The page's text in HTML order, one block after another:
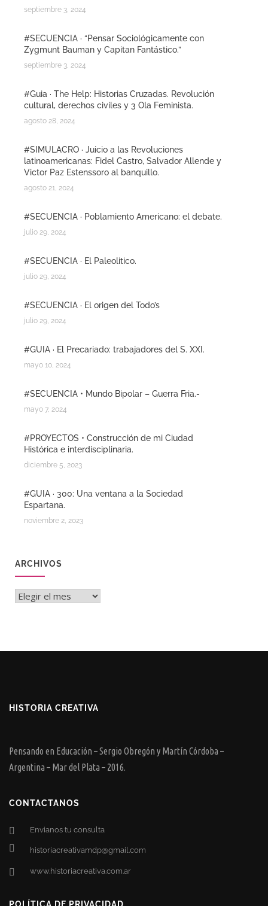
septiembre 3, 2024
#SECUENCIA · “Pensar Sociológicamente con
Zygmunt Bauman y Capitan Fantástico.”
septiembre 3, 2024
#Guia · The Help: Historias Cruzadas. Revolución
cultural, derechos civiles y 3 Ola Feminista.
agosto 28, 2024
#SIMULACRO · Juicio a las Revoluciones
latinoamericanas: Fidel Castro, Salvador Allende y
Victor Paz Estenssoro al banquillo.
agosto 21, 2024
#SECUENCIA · Poblamiento Americano: el debate.
julio 29, 2024
#SECUENCIA · El Paleolitico.
julio 29, 2024
#SECUENCIA · El origen del Todo’s
julio 29, 2024
#GUIA · El Precariado: trabajadores del S. XXI.
mayo 10, 2024
#SECUENCIA • Mundo Bipolar – Guerra Fria.-
mayo 7, 2024
#PROYECTOS • Construcción de mi Ciudad
Histórica e interdisciplinaria.
diciembre 5, 2023
#GUIA · 300: Una ventana a la Sociedad
Espartana.
noviembre 2, 2023
ARCHIVOS
Archivos
HISTORIA CREATIVA
Pensando en Educación – Sergio Obregón y Martín Córdoba –
Argentina – Mar del Plata – 2016.
CONTACTANOS
Envianos tu consulta
historiacreativamdp@gmail.com
www.historiacreativa.com.ar